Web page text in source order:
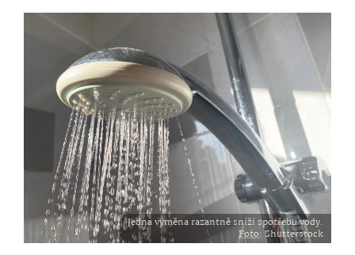
Jedna výměna razantně sníží spotřebu vody.
Foto: Shutterstock